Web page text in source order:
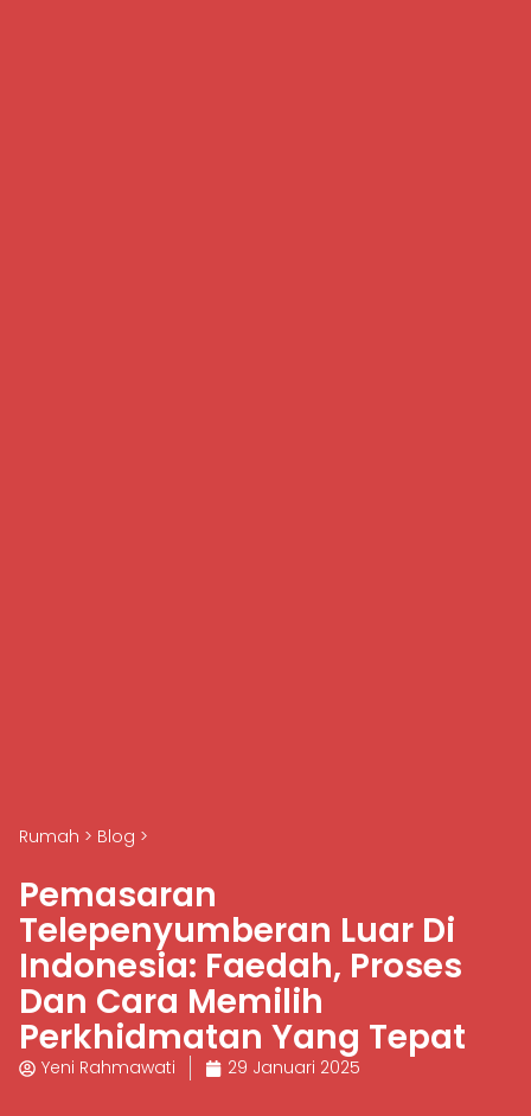
Rumah > Blog >
Pemasaran
Telepenyumberan Luar Di
Indonesia: Faedah, Proses
Dan Cara Memilih
Perkhidmatan Yang Tepat
Yeni Rahmawati 29 Januari 2025